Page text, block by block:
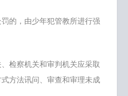
罚的，由少年犯管教所进行强
检察机关和审判机关应采取
方法讯问、审查和审理未成